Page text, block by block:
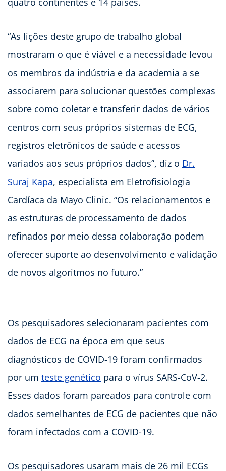
“As lições deste grupo de trabalho global
mostraram o que é viável e a necessidade levou
os membros da indústria e da academia a se
associarem para solucionar questões complexas
sobre como coletar e transferir dados de vários
centros com seus próprios sistemas de ECG,
registros eletrônicos de saúde e acessos
variados aos seus próprios dados”, diz o Dr.
Suraj Kapa, especialista em Eletrofisiologia
Cardíaca da Mayo Clinic. “Os relacionamentos e
as estruturas de processamento de dados
refinados por meio dessa colaboração podem
oferecer suporte ao desenvolvimento e validação
de novos algoritmos no futuro.”
Os pesquisadores selecionaram pacientes com
dados de ECG na época em que seus
diagnósticos de COVID-19 foram confirmados
por um teste genético para o vírus SARS-CoV-2.
Esses dados foram pareados para controle com
dados semelhantes de ECG de pacientes que não
foram infectados com a COVID-19.
Os pesquisadores usaram mais de 26 mil ECGs